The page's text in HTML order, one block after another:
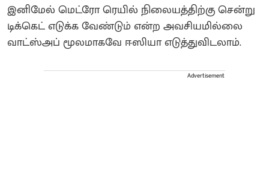
இனிமேல் மெட்ரோ ரெயில் நிலையத்திற்கு சென்று
டிக்கெட் எடுக்க வேண்டும் என்ற அவசியமில்லை
வாட்ஸ்அப் மூலமாகவே ஈஸியா எடுத்துவிடலாம்.
Advertisement